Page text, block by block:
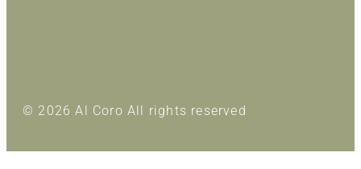
© 2026 Al Coro All rights reserved